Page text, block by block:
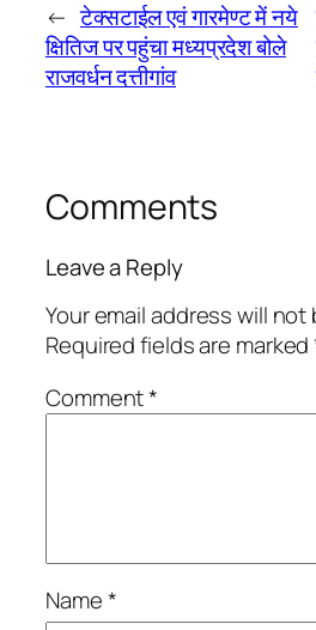
← टेक्सटाईल एवं गारमेण्ट में नये
क्षितिज पर पहुंचा मध्यप्रदेश बोले
राजवर्धन दत्तीगांव
Comments
Leave a Reply
Your email address will
Required fields are marked
Comment*
Name*